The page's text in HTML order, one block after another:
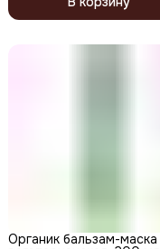
Органик бальзам-маска